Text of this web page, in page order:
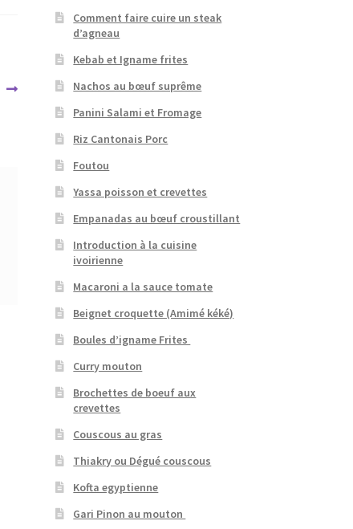
Comment faire cuire un steak
d’agneau
Kebab et Igname frites
Nachos au bœuf suprême
Panini Salami et Fromage
Riz Cantonais Porc
Foutou
Yassa poisson et crevettes
Empanadas au bœuf croustillant
Introduction à la cuisine
ivoirienne
Macaroni a la sauce tomate
Beignet croquette (Amimé kéké)
Boules d’igname Frites
Curry mouton
Brochettes de boeuf aux
crevettes
Couscous au gras
Thiakry ou Dégué couscous
Kofta egyptienne
Gari Pinon au mouton